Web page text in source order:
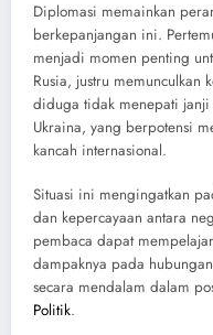
Diplomasi memainkan
berkepanjangan ini.
menjadi momen penting
Rusia, justru memunculkan
diduga tidak menepati
Ukraina, yang berpotensi
kancah internasional.
Situasi ini mengingatkan
dan kepercayaan antara
pembaca dapat
dampaknya pada
secara mendalam dalam
Politik.